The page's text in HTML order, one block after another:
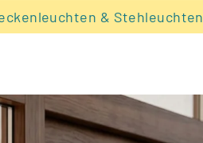
& Stehleuchten